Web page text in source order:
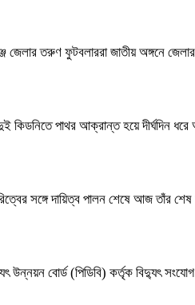
জেলার তরুণ ফুটবলাররা জাতীয় অঙ্গনে
পাথর আক্রান্ত হয়ে দীর্ঘদিন
সঙ্গে দায়িত্ব পালন শেষে আজ তাঁর শেষ
বোর্ড (পিডিবি) কর্তৃক বিদ্যুৎ